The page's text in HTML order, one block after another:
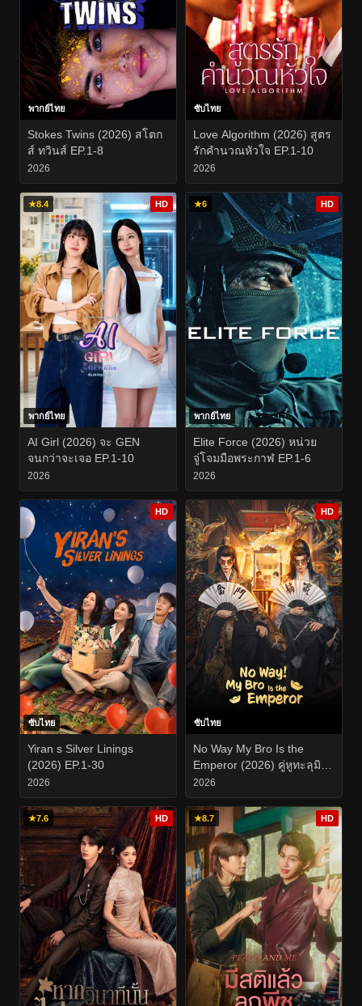
พากย์ไทย
Stokes Twins (2026) สโตก
ส์ ทวินส์ EP.1-8
2026
ซับไทย
Love Algorithm (2026) สูตร
รักคำนวณหัวใจ EP.1-10
2026
★8.4 HD
พากย์ไทย
AI Girl (2026) จะ GEN
จนกว่าจะเจอ EP.1-10
2026
★6 HD
พากย์ไทย
Elite Force (2026) หน่วย
จู่โจมมือพระกาฬ EP.1-6
2026
HD
ซับไทย
Yiran s Silver Linings
(2026) EP.1-30
2026
HD
ซับไทย
No Way My Bro Is the
Emperor (2026) คู่หูทะลุมิติ
ป่วนวังหลวง EP.1-24
2026
★7.6 HD ★8.7 HD